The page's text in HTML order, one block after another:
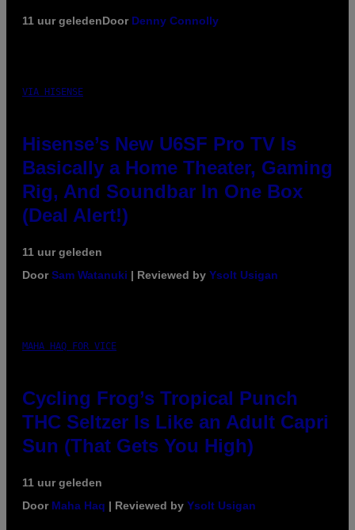
11 uur geledenDoor Denny Connolly
VIA HISENSE
Hisense’s New U6SF Pro TV Is
Basically a Home Theater, Gaming
Rig, And Soundbar In One Box
(Deal Alert!)
11 uur geleden
DoorSam Watanuki | Reviewed by Ysolt Usigan
MAHA HAQ FOR VICE
Cycling Frog’s Tropical Punch
THC Seltzer Is Like an Adult Capri
Sun (That Gets You High)
11 uur geleden
Door Maha Haq | Reviewed by Ysolt Usigan